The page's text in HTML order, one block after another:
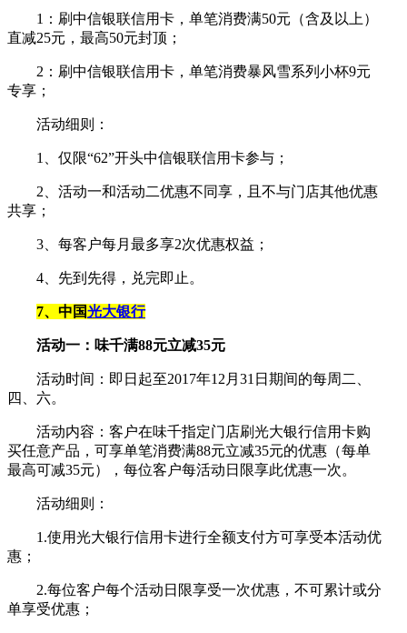
1：刷中信银联信用卡，单笔消费满50元（含及以上）
直减25元，最高50元封顶；
2：刷中信银联信用卡，单笔消费暴风雪系列小杯9元
专享；
活动细则：
1、仅限“62”开头中信银联信用卡参与；
2、活动一和活动二优惠不同享，且不与门店其他优惠
共享；
3、每客户每月最多享2次优惠权益；
4、先到先得，兑完即止。
7、中国光大银行
活动一：味千满88元立减35元
活动时间：即日起至2017年12月31日期间的每周二、
四、六。
活动内容：客户在味千指定门店刷光大银行信用卡购
买任意产品，可享单笔消费满88元立减35元的优惠（每单
最高可减35元），每位客户每活动日限享此优惠一次。
活动细则：
1.使用光大银行信用卡进行全额支付方可享受本活动优
惠；
2.每位客户每个活动日限享受一次优惠，不可累计或分
单享受优惠；